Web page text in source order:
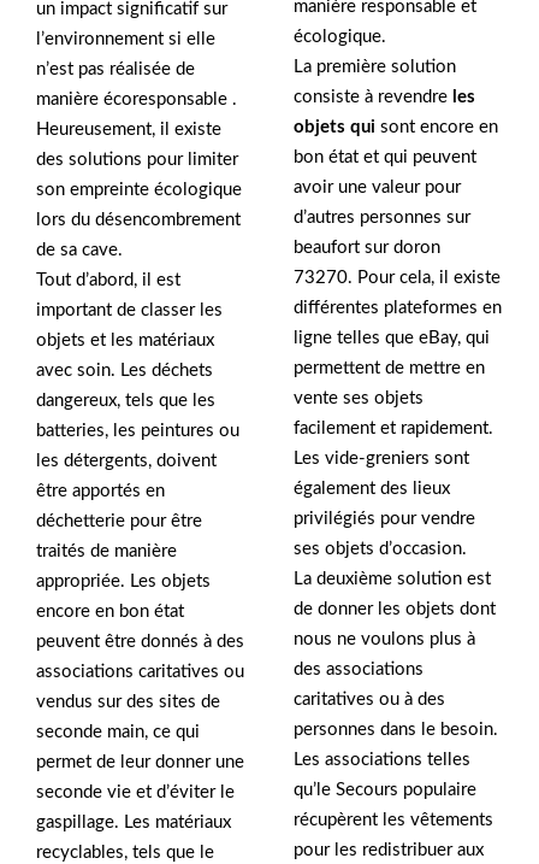
un impact significatif sur
l’environnement si elle
n’est pas réalisée de
manière écoresponsable .
Heureusement, il existe
des solutions pour limiter
son empreinte écologique
lors du désencombrement
de sa cave.
Tout d’abord, il est
important de classer les
objets et les matériaux
avec soin. Les déchets
dangereux, tels que les
batteries, les peintures ou
les détergents, doivent
être apportés en
déchetterie pour être
traités de manière
appropriée. Les objets
encore en bon état
peuvent être donnés à des
associations caritatives ou
vendus sur des sites de
seconde main, ce qui
permet de leur donner une
seconde vie et d’éviter le
gaspillage. Les matériaux
recyclables, tels que le
manière responsable et
écologique.
La première solution
consiste à revendre les
objets qui sont encore en
bon état et qui peuvent
avoir une valeur pour
d’autres personnes sur
beaufort sur doron
73270. Pour cela, il existe
différentes plateformes en
ligne telles que eBay, qui
permettent de mettre en
vente ses objets
facilement et rapidement.
Les vide-greniers sont
également des lieux
privilégiés pour vendre
ses objets d’occasion.
La deuxième solution est
de donner les objets dont
nous ne voulons plus à
des associations
caritatives ou à des
personnes dans le besoin.
Les associations telles
qu’le Secours populaire
récupèrent les vêtements
pour les redistribuer aux